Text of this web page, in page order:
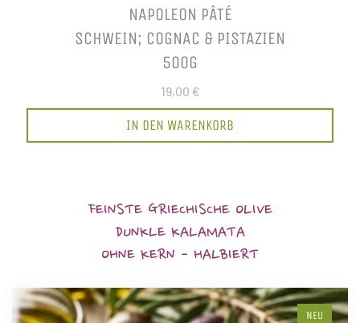
NAPOLEON PÂTÉ
SCHWEIN; COGNAC & PISTAZIEN
500G
19,00 €
IN DEN WARENKORB
FEINSTE GRIECHISCHE OLIVE
DUNKLE KALAMATA
OHNE KERN - HALBIERT
NEU